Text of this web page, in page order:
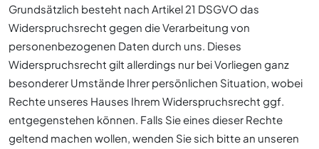
Grundsätzlich besteht nach Artikel 21 DSGVO das
Widerspruchsrecht gegen die Verarbeitung von
personenbezogenen Daten durch uns. Dieses
Widerspruchsrecht gilt allerdings nur bei Vorliegen ganz
besonderer Umstände Ihrer persönlichen Situation, wobei
Rechte unseres Hauses Ihrem Widerspruchsrecht ggf.
entgegenstehen können. Falls Sie eines dieser Rechte
geltend machen wollen, wenden Sie sich bitte an unseren